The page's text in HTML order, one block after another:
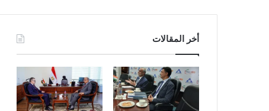
ب
و
ك
أخر المقالات